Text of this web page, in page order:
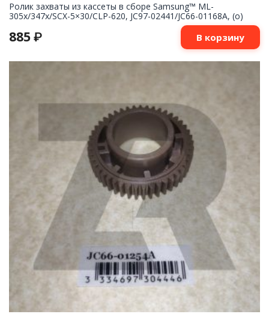
Ролик захваты из кассеты в сборе Samsung™ ML-
305x/347x/SCX-5×30/CLP-620, JC97-02441/JC66-01168A, (o)
885 ₽ В корзину